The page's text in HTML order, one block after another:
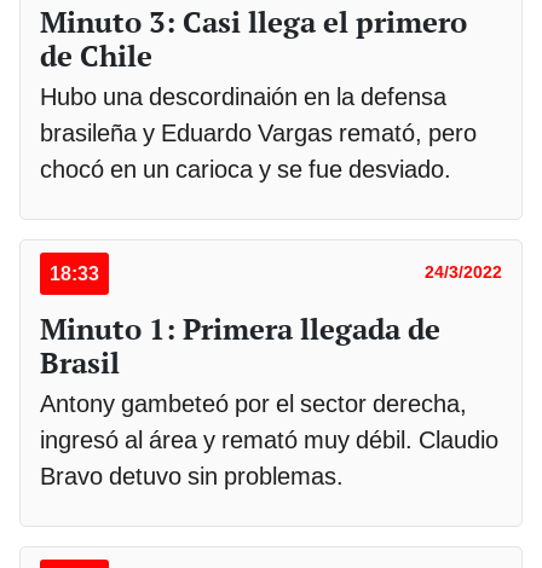
Minuto 3: Casi llega el primero
de Chile
Hubo una descordinaión en la defensa
brasileña y Eduardo Vargas remató, pero
chocó en un carioca y se fue desviado.
18:33 24/3/2022
Minuto 1: Primera llegada de
Brasil
Antony gambeteó por el sector derecha,
ingresó al área y remató muy débil. Claudio
Bravo detuvo sin problemas.